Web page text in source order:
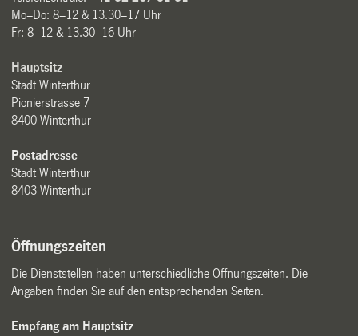
Mo–Do: 8–12 & 13.30–17 Uhr
Fr: 8–12 & 13.30–16 Uhr
Hauptsitz
Stadt Winterthur
Pionierstrasse 7
8400 Winterthur
Postadresse
Stadt Winterthur
8403 Winterthur
Öffnungszeiten
Die Dienststellen haben unterschiedliche Öffnungszeiten. Die
Angaben finden Sie auf den entsprechenden Seiten.
Empfang am Hauptsitz